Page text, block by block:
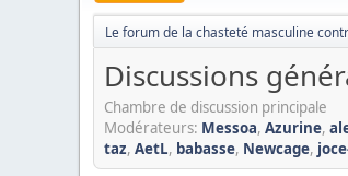
Le forum de la chasteté masculine
Discussions
Chambre de discussion principale
Modérateurs: Messoa, Azurine,
taz, AetL, babasse, Newcage,